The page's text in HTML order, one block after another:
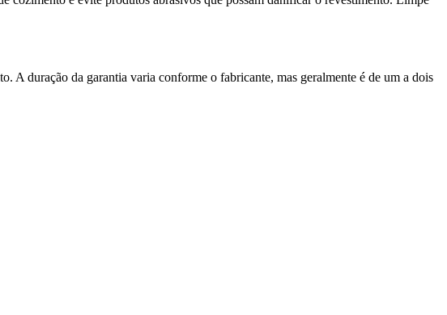
A duração da garantia varia conforme o fabricante, mas geralmente é de um a dois